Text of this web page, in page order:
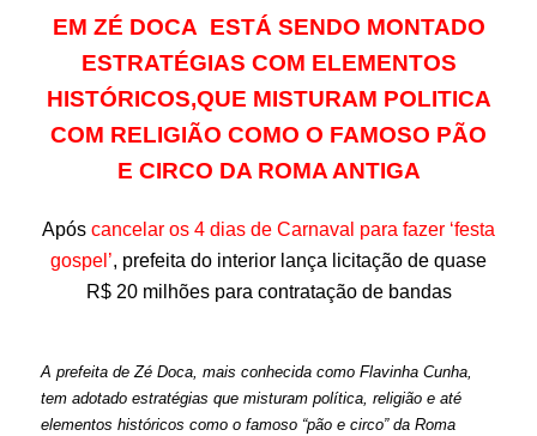
EM ZÉ DOCA ESTÁ SENDO MONTADO
ESTRATÉGIAS COM ELEMENTOS
HISTÓRICOS,QUE MISTURAM POLITICA
COM RELIGIÃO COMO O FAMOSO PÃO
E CIRCO DA ROMA ANTIGA
Após cancelar os 4 dias de Carnaval para fazer ‘festa
gospel’, prefeita do interior lança licitação de quase
R$ 20 milhões para contratação de bandas
A prefeita de Zé Doca, mais conhecida como Flavinha Cunha,
tem adotado estratégias que misturam política, religião e até
elementos históricos como o famoso “pão e circo” da Roma